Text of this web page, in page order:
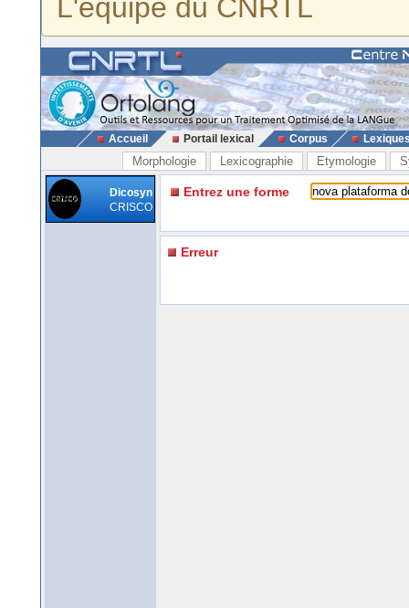
L'équipe du CNRTL
Accueil Portail lexical Corpus
Morphologie Lexicographie Etymologie
Dicosyn
CRISCO
Entrez une forme
Erreur